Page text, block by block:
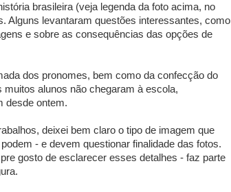
brasileira (veja legenda da foto acima, no
Alguns levantaram questões interessantes, como
e sobre as consequências das opções de
dos pronomes, bem como da confecção do
alunos não chegaram à escola,
desde ontem.
deixei bem claro o tipo de imagem que
- e devem questionar finalidade das fotos.
gosto de esclarecer esses detalhes - faz parte